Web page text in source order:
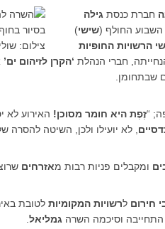
חברת כנסת גילה
השבוע החולף (שישי)
הרשויות החופיות
חברי הנהלת ‘הקרן לזיהום ים’
שבתחומן.
“זֶפֶתהיא חומר מסוכן! האירוע לא
, לא יועילו ולכן, השיטה להסרה
ומקבלים פניות רבות מאזרחים
חירום לרשויות המקומיותלטובת
וסיכמה השרה גמליאל